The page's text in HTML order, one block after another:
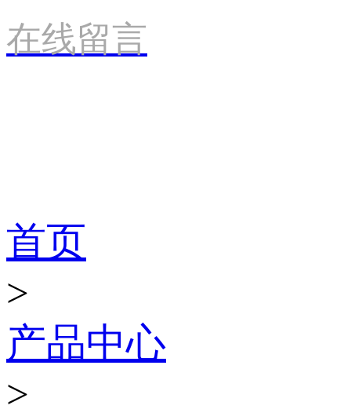
在线留言
首页
>
产品中心
>